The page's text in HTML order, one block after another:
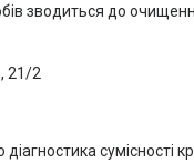
зводиться до
21/2
сумісності